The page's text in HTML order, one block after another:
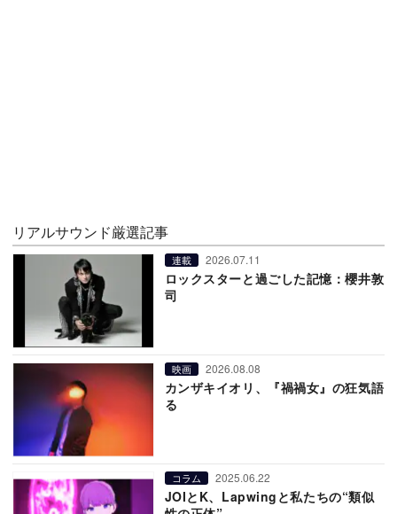
リアルサウンド厳選記事
連載 2026.07.11
ロックスターと過ごした記憶：櫻井敦
司
映画 2026.08.08
カンザキイオリ、『禍禍女』の狂気語
る
コラム 2025.06.22
JOIとK、Lapwingと私たちの“類似